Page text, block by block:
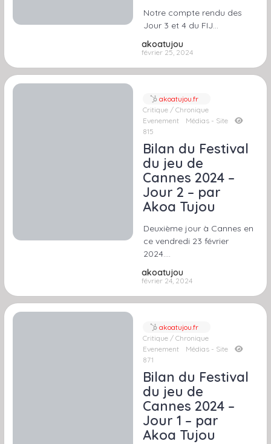
Notre compte rendu des
Jour 3 et 4 du FIJ…
akoatujou
février 25, 2024
akoatujou.fr
Critique / Chronique
Evenement
Médias - Site
815
Bilan du Festival
du jeu de
Cannes 2024 –
Jour 2 – par
Akoa Tujou
Deuxième jour à Cannes en
ce vendredi 23 février
2024….
akoatujou
février 24, 2024
akoatujou.fr
Critique / Chronique
Evenement
Médias - Site
871
Bilan du Festival
du jeu de
Cannes 2024 –
Jour 1 – par
Akoa Tujou